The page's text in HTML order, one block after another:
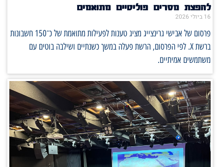
להפצת מסרים פוליטיים מתואמים
16 ביולי 2026
פרסום של אבישי גרינצייג מציג טענות לפעילות מתואמת של כ־150 חשבונות
ברשת X. לפי הפרסום, הרשת פעלה במשך כשנתיים ושילבה בוטים עם
משתמשים אמיתיים.